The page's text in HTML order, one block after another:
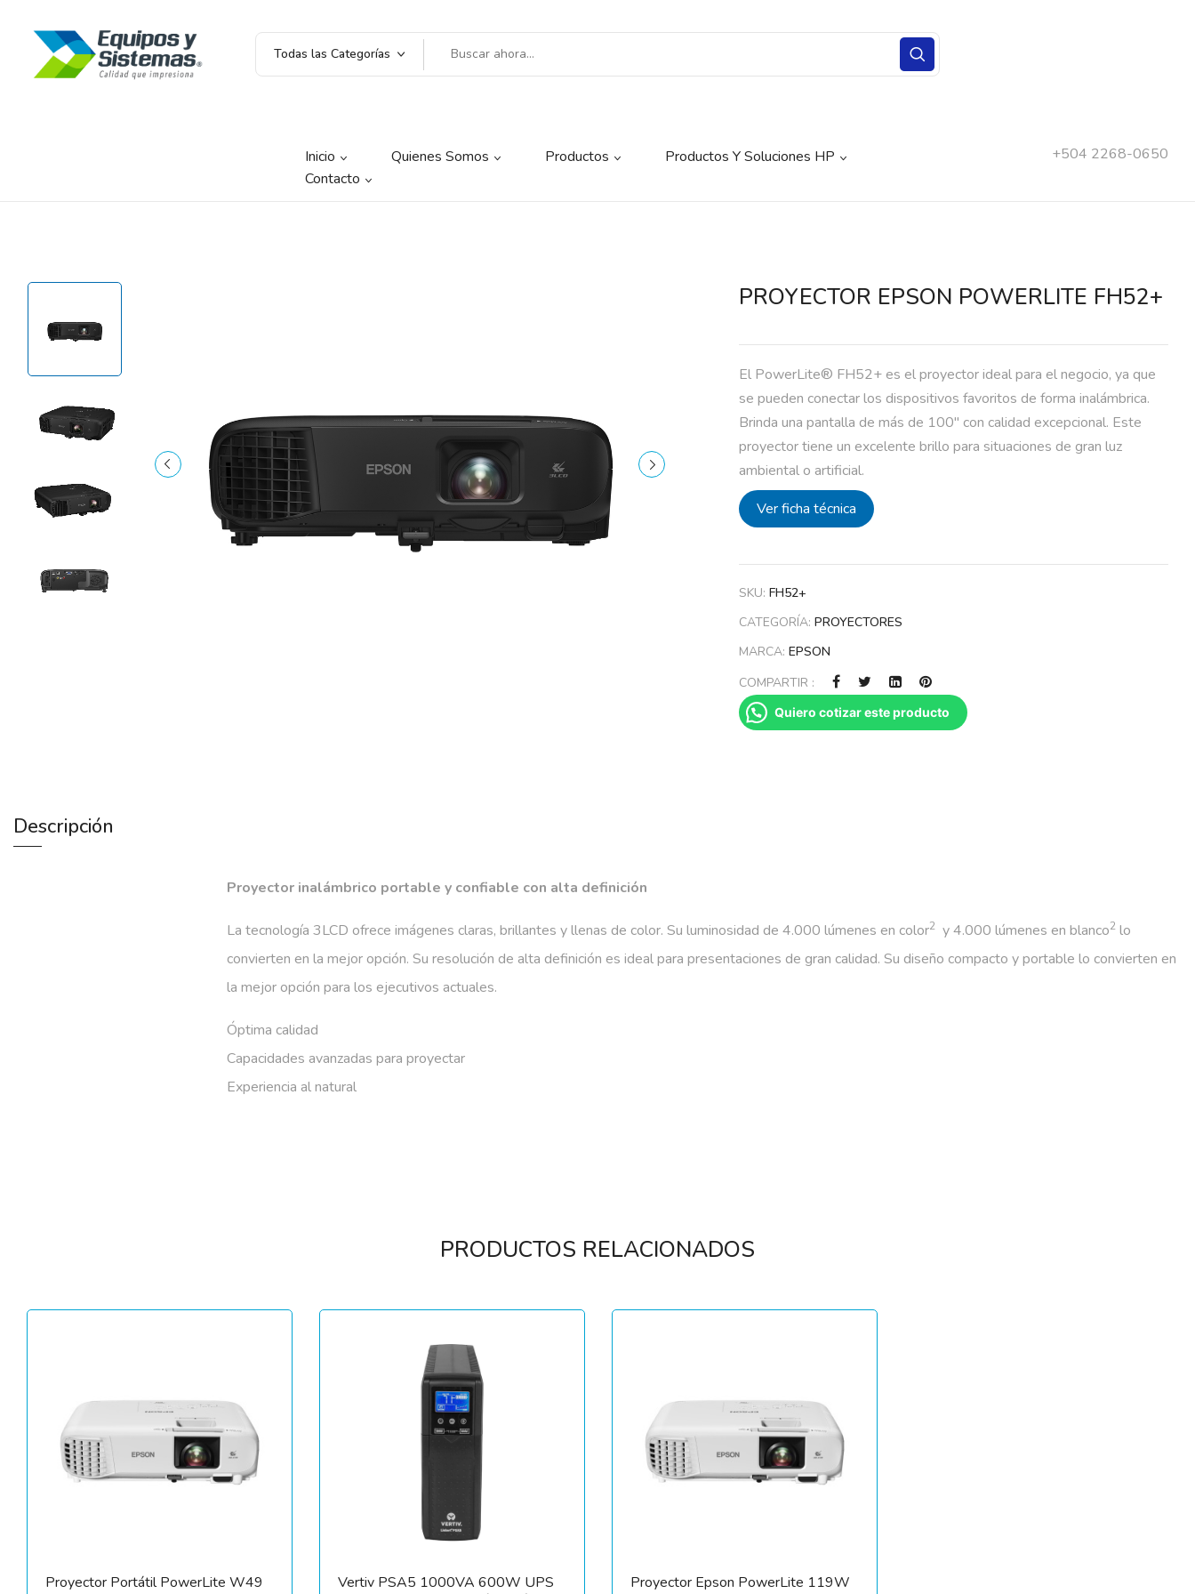
Todas las Categorías
Inicio Quienes Somos Productos
Productos Y Soluciones HP
Contacto
+504 2268-0650
PROYECTOR EPSON POWERLITE FH52+
El PowerLite® FH52+ es el proyector ideal para el negocio, ya que
se pueden conectar los dispositivos favoritos de forma inalámbrica.
Brinda una pantalla de más de 100″ con calidad excepcional. Este
proyector tiene un excelente brillo para situaciones de gran luz
ambiental o artificial.
Ver ficha técnica
SKU:FH52+
CATEGORÍA:PROYECTORES
MARCA:EPSON
COMPARTIR :
Quiero cotizar este producto
Descripción
Proyector inalámbrico portable y confiable con alta definición
La tecnología 3LCD ofrece imágenes claras, brillantes y llenas de color. Su luminosidad de 4.000 lúmenes en color2 y 4.000 lúmenes en blanco2 lo
convierten en la mejor opción. Su resolución de alta definición es ideal para presentaciones de gran calidad. Su diseño compacto y portable lo convierten en
la mejor opción para los ejecutivos actuales.
Óptima calidad
Capacidades avanzadas para proyectar
Experiencia al natural
PRODUCTOS RELACIONADOS
Proyector Portátil PowerLite W49
Vertiv PSA5 1000VA 600W UPS
Proyector Epson PowerLite 119W